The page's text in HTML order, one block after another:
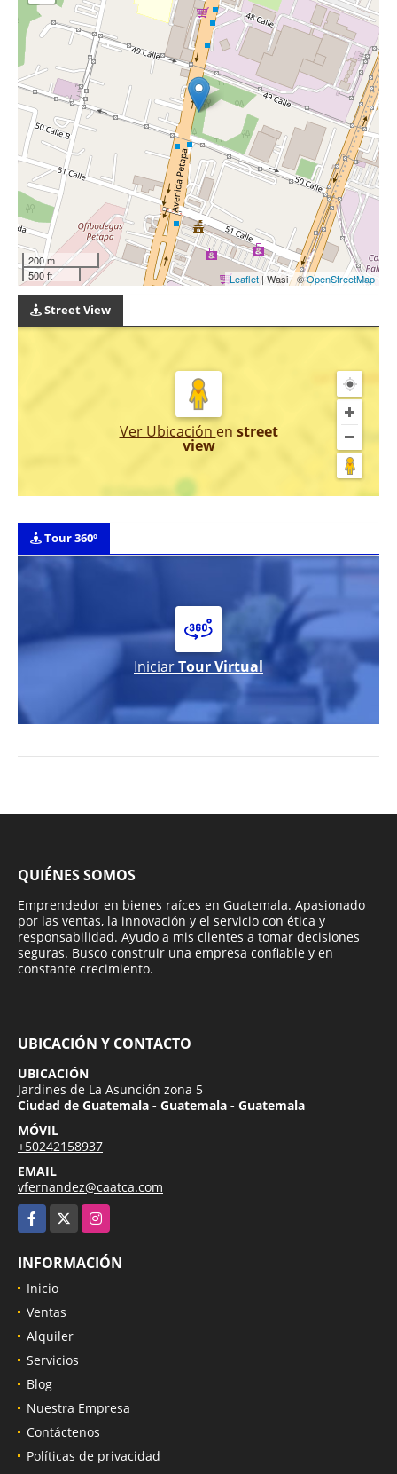
200 m
500 ft
Leaflet| Wasi - ©OpenStreetMap
Street View
Ver Ubicación en street
view
Tour 360º
IniciarTour Virtual
QUIÉNES SOMOS
Emprendedor en bienes raíces en Guatemala. Apasionado
por las ventas, la innovación y el servicio con ética y
responsabilidad. Ayudo a mis clientes a tomar decisiones
seguras. Busco construir una empresa confiable y en
constante crecimiento.
UBICACIÓN Y CONTACTO
UBICACIÓN
Jardines de La Asunción zona 5
Ciudad de Guatemala - Guatemala - Guatemala
MÓVIL
+50242158937
EMAIL
vfernandez@caatca.com
Facebook
Instagram
INFORMACIÓN
Inicio
Ventas
Alquiler
Servicios
Blog
Nuestra Empresa
Contáctenos
Políticas de privacidad